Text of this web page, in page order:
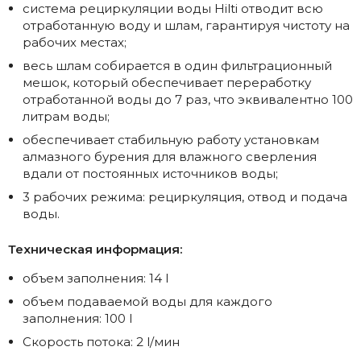
система рециркуляции воды Hilti отводит всю
отработанную воду и шлам, гарантируя чистоту на
рабочих местах;
весь шлам собирается в один фильтрационный
мешок, который обеспечивает переработку
отработанной воды до 7 раз, что эквивалентно 100
литрам воды;
обеспечивает стабильную работу установкам
алмазного бурения для влажного сверления
вдали от постоянных источников воды;
3 рабочих режима: рециркуляция, отвод и подача
воды.
Техническая информация:
объем заполнения: 14 l
объем подаваемой воды для каждого
заполнения: 100 l
Скорость потока: 2 l/мин